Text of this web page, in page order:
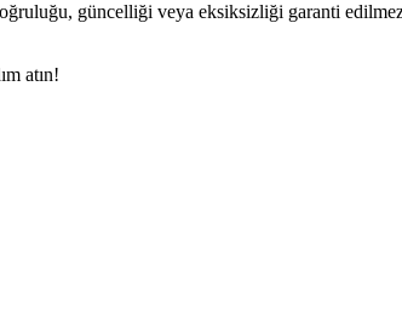
güncelliği veya eksiksizliği garanti
atın!